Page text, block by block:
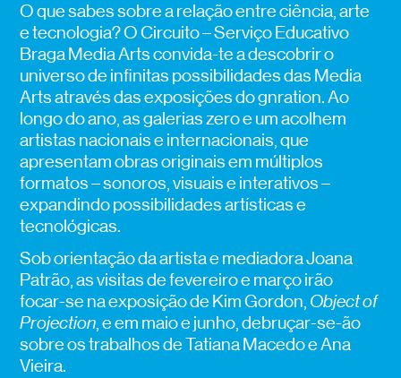
O que sabes sobre a relação entre ciência, arte
e tecnologia? O Circuito – Serviço Educativo
Braga Media Arts convida-te a descobrir o
universo de infinitas possibilidades das Media
Arts através das exposições do gnration. Ao
longo do ano, as galerias zero e um acolhem
artistas nacionais e internacionais, que
apresentam obras originais em múltiplos
formatos – sonoros, visuais e interativos –
expandindo possibilidades artísticas e
tecnológicas.
Sob orientação da artista e mediadora Joana
Patrão, as visitas de fevereiro e março irão
focar-se na exposição de Kim Gordon, Object of
Projection, e em maio e junho, debruçar-se-ão
sobre os trabalhos de Tatiana Macedo e Ana
Vieira.